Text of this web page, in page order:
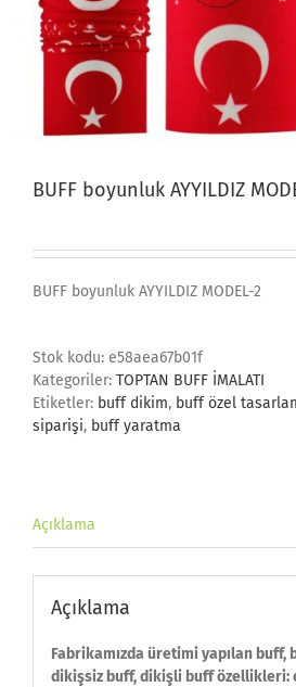
BUFF boyunluk AYYILDIZ
BUFF boyunluk AYYILDIZ MODEL-2
Stok kodu: e58aea67b01f
Kategoriler: TOPTAN BUFF İMALATI
Etiketler: buff dikim, buff özel
siparişi, buff yaratma
Açıklama
Açıklama
Fabrikamızda üretimi yapılan buff,
dikişsiz buff, dikişli buff özellikleri: